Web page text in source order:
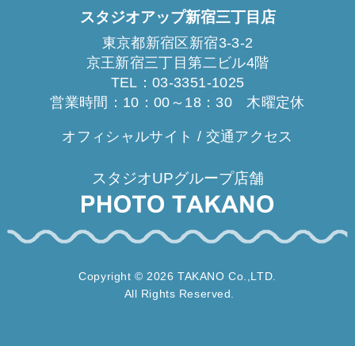
スタジオアップ新宿三丁目店
東京都新宿区新宿3-3-2
京王新宿三丁目第二ビル4階
TEL：03-3351-1025
営業時間：10：00～18：30 木曜定休
オフィシャルサイト / 交通アクセス
スタジオUPグループ店舗
Copyright © 2026 TAKANO Co.,LTD.
All Rights Reserved.